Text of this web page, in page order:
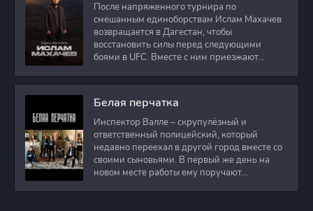
После напряженного турнира по
смешанным единоборствам Ислам Махачев
возвращается в Дагестан, чтобы
восстановить силы перед следующими
боями в UFC. Вместе с ним приезжают
Белая перчатка
Инспектор Валле – скрупулёзный и
ответственный полицейский, который
недавно переехал в другой город вместе со
своими сыновьями. В первый же день на
новом месте работы ему поручают